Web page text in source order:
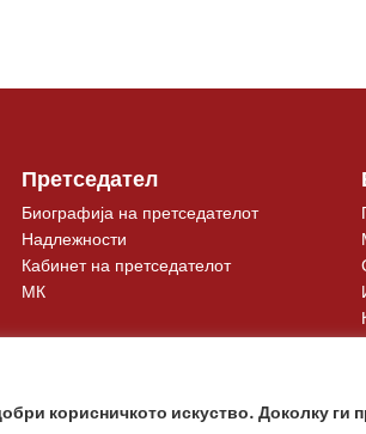
корисничкото искуство. Доколку ги
Претседател
Биографија на претседателот
Надлежности
Кабинет на претседателот
МК